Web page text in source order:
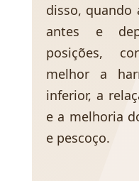
disso, quando
antes e
posições,
melhor a
inferior, a
e a melhoria
e pescoço.